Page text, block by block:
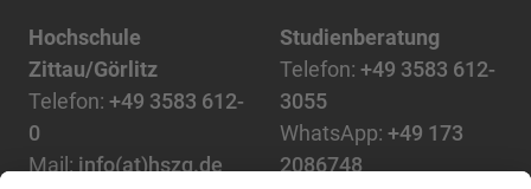
Hochschule
Zittau/Görlitz
Telefon: +49 3583 612-
0
Mail: info(at)hszg.de
Studienberatung
Telefon: +49 3583 612-
3055
WhatsApp: +49 173
2086748